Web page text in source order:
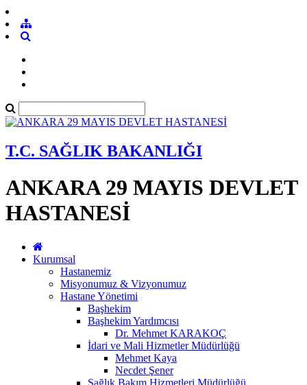
T.C. SAĞLIK BAKANLIĞI
ANKARA 29 MAYIS DEVLET
HASTANESİ
Kurumsal
Hastanemiz
Misyonumuz & Vizyonumuz
Hastane Yönetimi
Başhekim
Başhekim Yardımcısı
Dr. Mehmet KARAKOÇ
İdari ve Mali Hizmetler Müdürlüğü
Mehmet Kaya
Necdet Şener
Sağlık Bakım Hizmetleri Müdürlüğü